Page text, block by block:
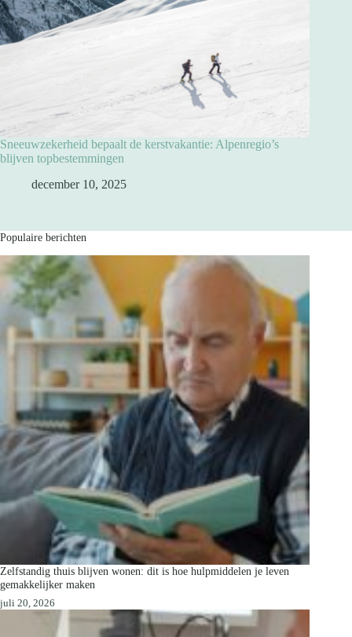
Sneeuwzekerheid bepaalt de kerstvakantie: Alpenregio’s
blijven topbestemmingen
december 10, 2025
Populaire berichten
Zelfstandig thuis blijven wonen: dit is hoe hulpmiddelen je leven
gemakkelijker maken
juli 20, 2026